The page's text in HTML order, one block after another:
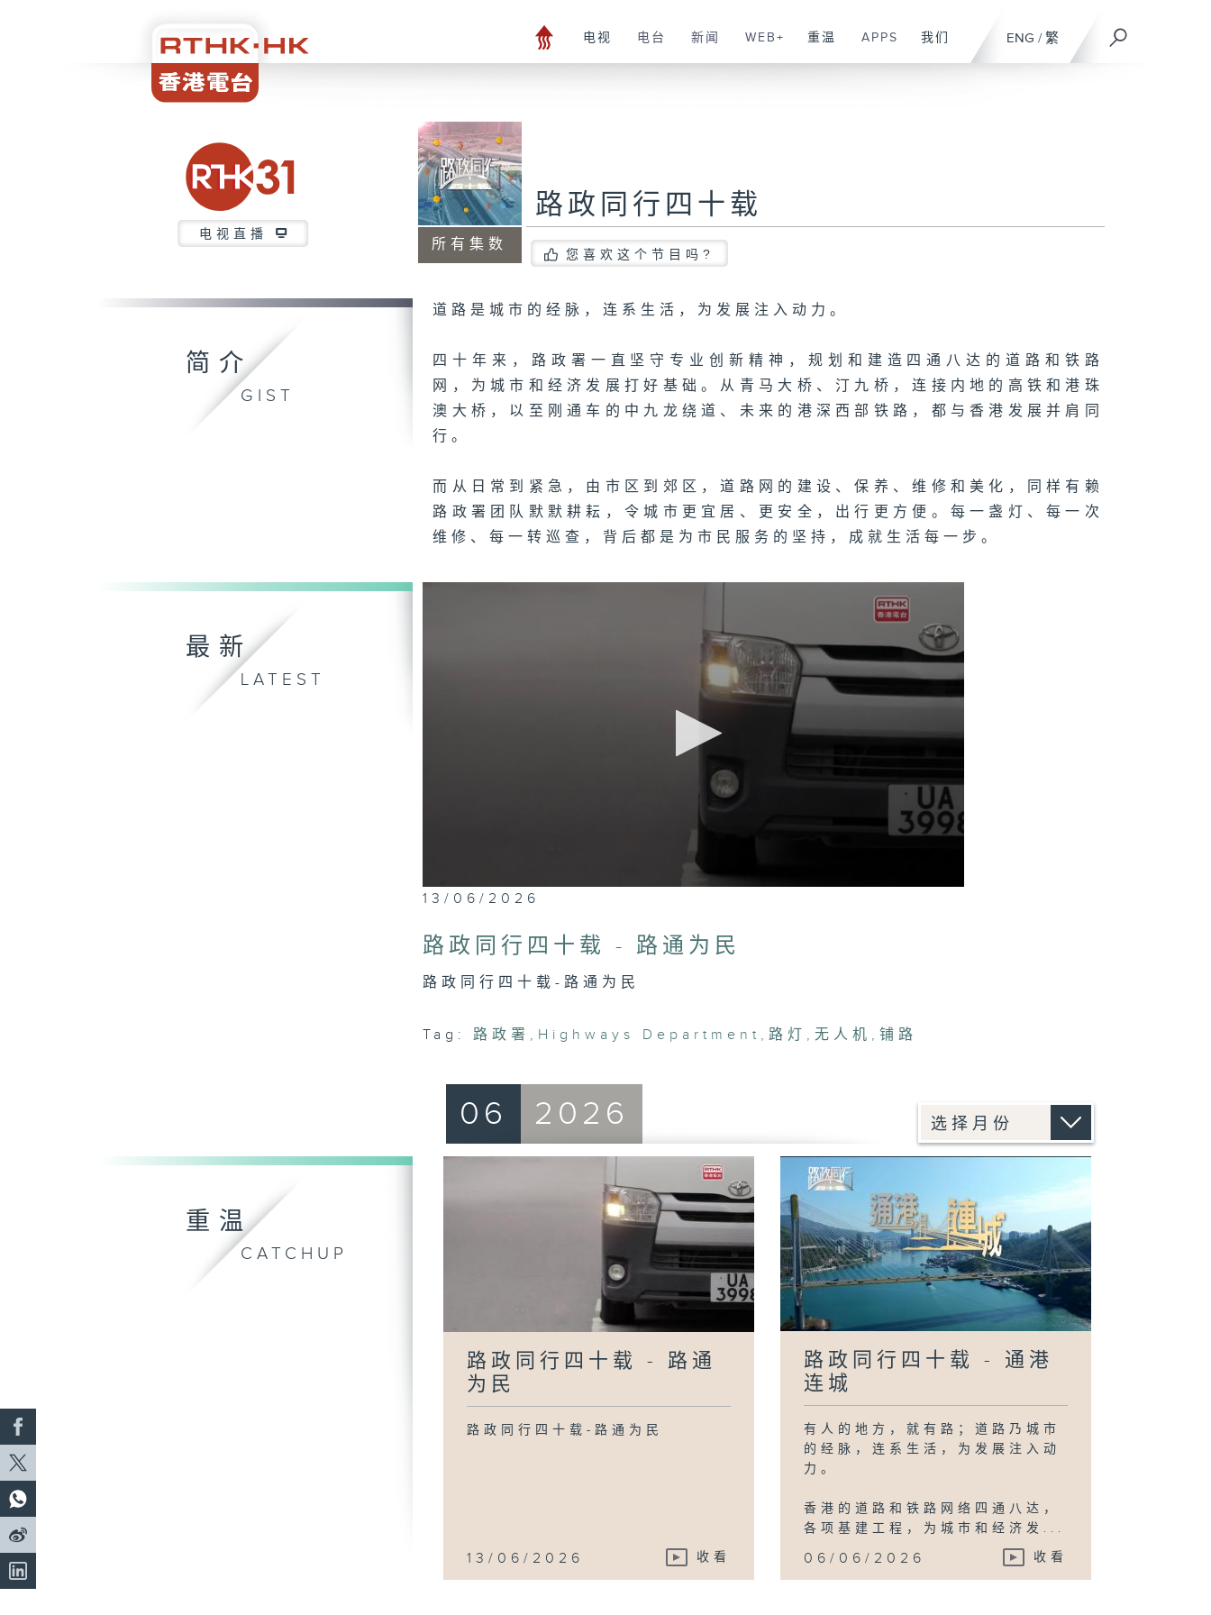
ENG / 繁
电视 电台 新闻 WEB+ 重温 APPS 我们
电视直播
所有集数
路政同行四十载
您喜欢这个节目吗?
简介
GIST
道路是城市的经脉，连系生活，为发展注入动力。
四十年来，路政署一直坚守专业创新精神，规划和建造四通八达的道路和铁路
网，为城市和经济发展打好基础。从青马大桥、汀九桥，连接内地的高铁和港珠
澳大桥，以至刚通车的中九龙绕道、未来的港深西部铁路，都与香港发展并肩同
行。
而从日常到紧急，由市区到郊区，道路网的建设、保养、维修和美化，同样有赖
路政署团队默默耕耘，令城市更宜居、更安全，出行更方便。每一盏灯、每一次
维修、每一转巡查，背后都是为市民服务的坚持，成就生活每一步。
最新
LATEST
0
seconds
23
minutes,
secondsVolume
90%
13/06/2026
路政同行四十载 - 路通为民
路政同行四十载-路通为民
Tag: 路政署 , Highways Department , 路灯 , 无人机 , 铺路
重温
CATCHUP
06 2026
路政同行四十载 - 路通
为民
路政同行四十载-路通为民
13/06/2026 收看
路政同行四十载 - 通港
连城
有人的地方，就有路；道路乃城市
的经脉，连系生活，为发展注入动
力。
香港的道路和铁路网络四通八达，
各项基建工程，为城市和经济发...
06/06/2026 收看